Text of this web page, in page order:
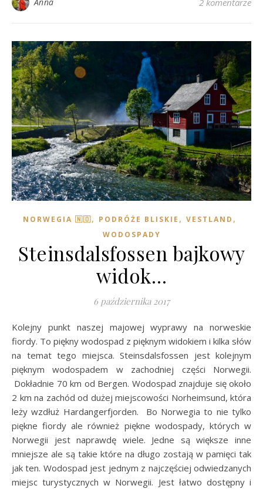
Anna 2 komentarze
NORWEGIA 🇳🇴, PODRÓŻE BLISKIE , VESTLAND ,
WODOSPADY
Steinsdalsfossen bajkowy
widok…
6 października 2017
Kolejny punkt naszej majowej wyprawy na norweskie
fiordy. To piękny wodospad z pięknym widokiem i kilka słów
na temat tego miejsca. Steinsdalsfossen jest kolejnym
pięknym wodospadem w zachodniej części Norwegii.
Dokładnie 70 km od Bergen. Wodospad znajduje się około
2 km na zachód od dużej miejscowości Norheimsund, która
leży wzdłuż Hardangerfjorden. Bo Norwegia to nie tylko
piękne fiordy ale również piękne wodospady, których w
Norwegii jest naprawdę wiele. Jedne są większe inne
mniejsze ale są takie które na długo zostają w pamięci tak
jak ten. Wodospad jest jednym z najczęściej odwiedzanych
miejsc turystycznych w Norwegii. Jest łatwo dostępny i